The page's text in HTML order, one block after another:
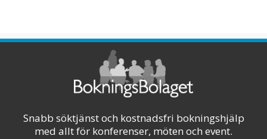
Snabb söktjänst och kostnadsfri bokningshjälp
med allt för konferenser, möten och event.